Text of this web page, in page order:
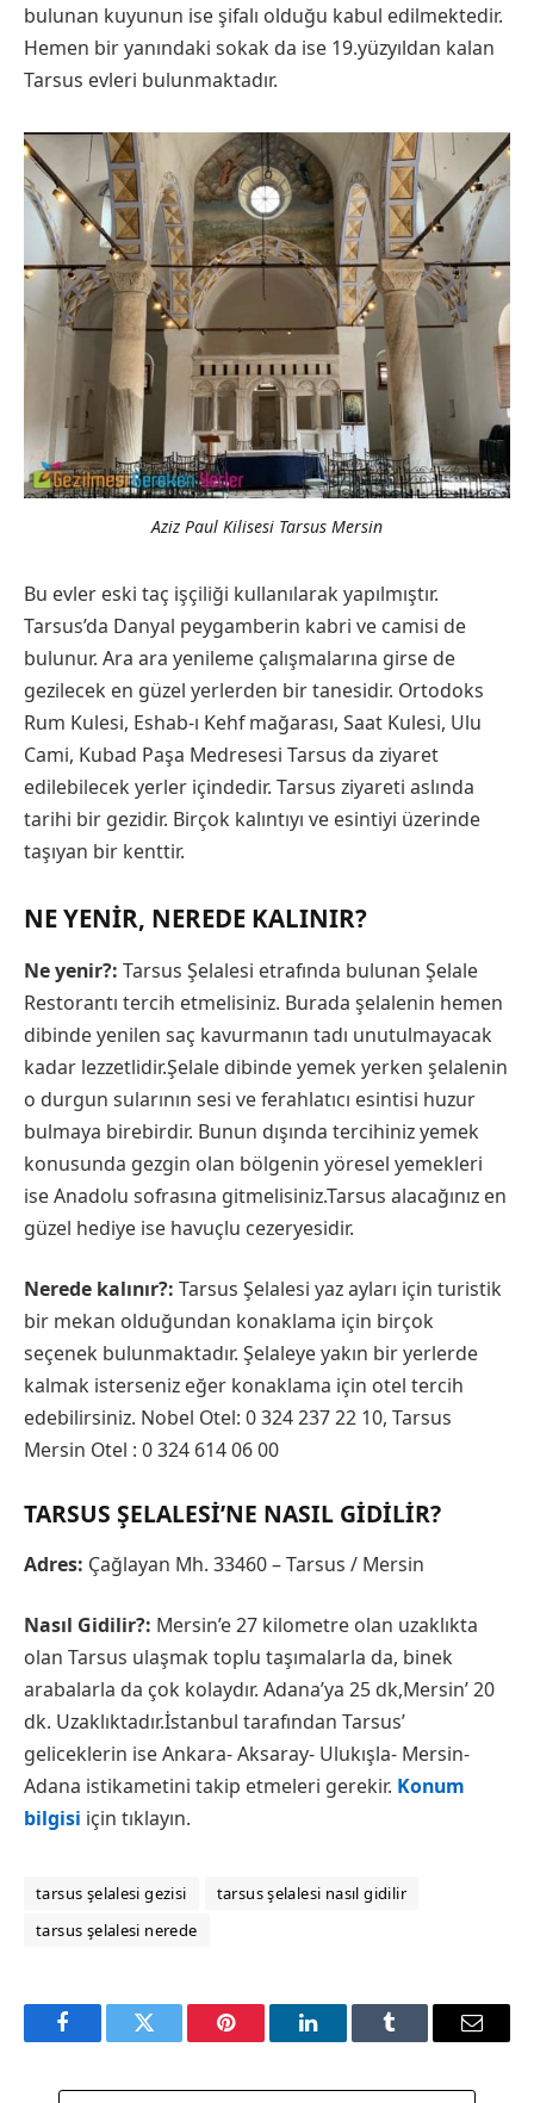
bulunan kuyunun ise şifalı olduğu kabul edilmektedir.
Hemen bir yanındaki sokak da ise 19.yüzyıldan kalan
Tarsus evleri bulunmaktadır.
Aziz Paul Kilisesi Tarsus Mersin
Bu evler eski taç işçiliği kullanılarak yapılmıştır.
Tarsus’da Danyal peygamberin kabri ve camisi de
bulunur. Ara ara yenileme çalışmalarına girse de
gezilecek en güzel yerlerden bir tanesidir. Ortodoks
Rum Kulesi, Eshab-ı Kehf mağarası, Saat Kulesi, Ulu
Cami, Kubad Paşa Medresesi Tarsus da ziyaret
edilebilecek yerler içindedir. Tarsus ziyareti aslında
tarihi bir gezidir. Birçok kalıntıyı ve esintiyi üzerinde
taşıyan bir kenttir.
NE YENIR, NEREDE KALINIR?
Ne yenir?: Tarsus Şelalesi etrafında bulunan Şelale
Restorantı tercih etmelisiniz. Burada şelalenin hemen
dibinde yenilen saç kavurmanın tadı unutulmayacak
kadar lezzetlidir.Şelale dibinde yemek yerken şelalenin
o durgun sularının sesi ve ferahlatıcı esintisi huzur
bulmaya birebirdir. Bunun dışında tercihiniz yemek
konusunda gezgin olan bölgenin yöresel yemekleri
ise Anadolu sofrasına gitmelisiniz.Tarsus alacağınız en
güzel hediye ise havuçlu cezeryesidir.
Nerede kalınır?: Tarsus Şelalesi yaz ayları için turistik
bir mekan olduğundan konaklama için birçok
seçenek bulunmaktadır. Şelaleye yakın bir yerlerde
kalmak isterseniz eğer konaklama için otel tercih
edebilirsiniz. Nobel Otel: 0 324 237 22 10, Tarsus
Mersin Otel : 0 324 614 06 00
TARSUS ŞELALESI’NE NASIL GIDILIR?
Adres: Çağlayan Mh. 33460 – Tarsus / Mersin
Nasıl Gidilir?: Mersin’e 27 kilometre olan uzaklıkta
olan Tarsus ulaşmak toplu taşımalarla da, binek
arabalarla da çok kolaydır. Adana’ya 25 dk,Mersin’ 20
dk. Uzaklıktadır.İstanbul tarafından Tarsus’
geliceklerin ise Ankara- Aksaray- Ulukışla- Mersin-
Adana istikametini takip etmeleri gerekir. Konum
bilgisi için tıklayın.
tarsus şelalesi gezisi
tarsus şelalesi nasıl gidilir
tarsus şelalesi nerede
FacebookTwitter Pinterest LinkedInTumblr Email